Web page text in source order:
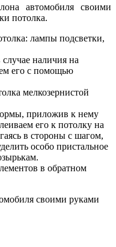
автомобиля своими
потолка.
лампы подсветки,
наличия на
его с помощью
мелкозернистой
приложив к нему
его к потолку на
в стороны с шагом,
особо пристальное
в обратном
своими руками